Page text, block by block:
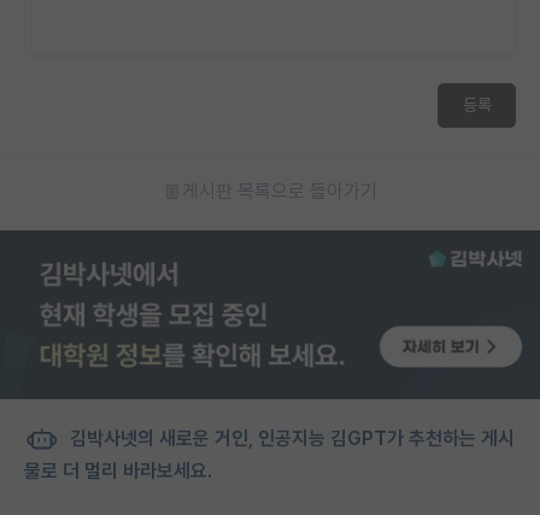
등록
게시판 목록으로 돌아가기
김박사넷의 새로운 거인, 인공지능 김GPT가 추천하는 게시
물로 더 멀리 바라보세요.